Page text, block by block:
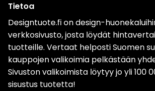
Tietoa
Designtuote.fi on design-
verkkosivusto, josta löydät
tuotteille. Vertaat helposti Suomen
kauppojen valikoimia pelkästään
Sivuston valikoimista löytyy jo yli 100
sisustus tuotetta!